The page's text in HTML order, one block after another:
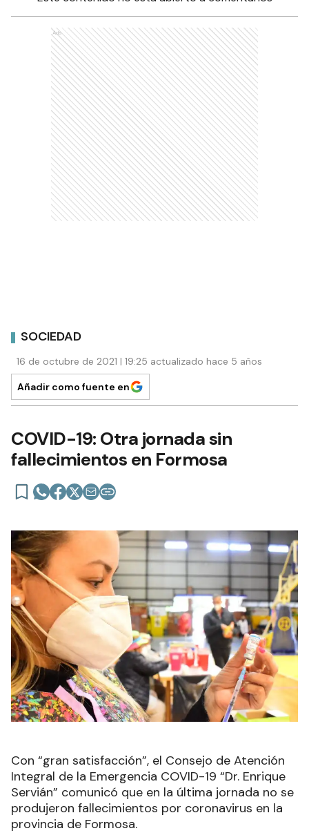
Ads
SOCIEDAD
16 de octubre de 2021 | 19:25 actualizado hace 5 años
Añadir como fuente en
COVID-19: Otra jornada sin
fallecimientos en Formosa
Con “gran satisfacción”, el Consejo de Atención
Integral de la Emergencia COVID-19 “Dr. Enrique
Servián” comunicó que en la última jornada no se
produjeron fallecimientos por coronavirus en la
provincia de Formosa.